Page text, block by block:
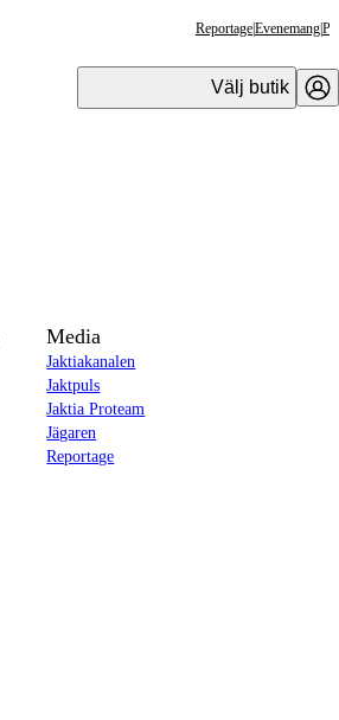
ReportageEvenemang
Välj butik
Media
Jaktiakanalen
Jaktpuls
Jaktia Proteam
Jägaren
Reportage